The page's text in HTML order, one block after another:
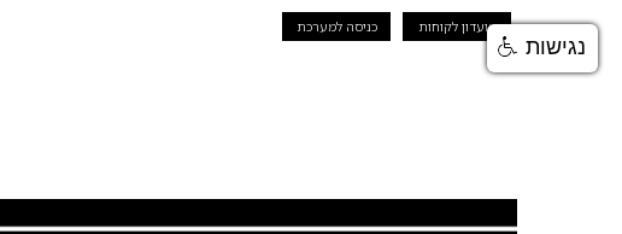
מועדון לקוחות כניסה למערכת
נגישות